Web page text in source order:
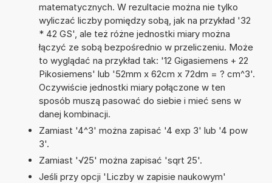
matematycznych. W rezultacie można nie tylko
wyliczać liczby pomiędzy sobą, jak na przykład '32
* 42 GS', ale też różne jednostki miary można
łączyć ze sobą bezpośrednio w przeliczeniu. Może
to wyglądać na przykład tak: '12 Gigasiemens + 22
Pikosiemens' lub '52mm x 62cm x 72dm = ? cm^3'.
Oczywiście jednostki miary połączone w ten
sposób muszą pasować do siebie i mieć sens w
danej kombinacji.
Zamiast '4^3' można zapisać '4 exp 3' lub '4 pow
3'.
Zamiast '√25' można zapisać 'sqrt 25'.
Jeśli przy opcji 'Liczby w zapisie naukowym'